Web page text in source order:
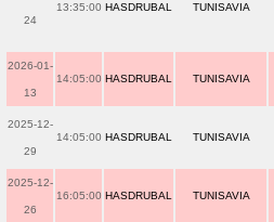
24
13:35:00 HASDRUBAL TUNISAVIA
2026-01-
13
14:05:00 HASDRUBAL TUNISAVIA
2025-12-
29
14:05:00 HASDRUBAL TUNISAVIA
2025-12-
26
16:05:00 HASDRUBAL TUNISAVIA